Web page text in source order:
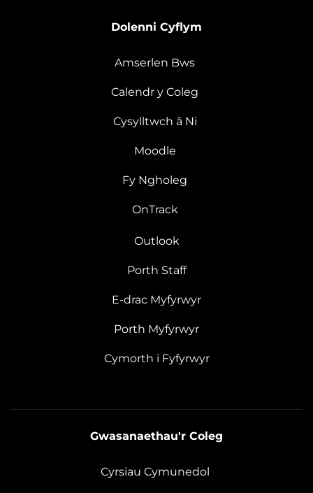
Dolenni Cyflym
Amserlen Bws
Calendr y Coleg
Cysylltwch â Ni
Moodle
Fy Ngholeg
OnTrack
Outlook
Porth Staff
E-drac Myfyrwyr
Porth Myfyrwyr
Cymorth i Fyfyrwyr
Gwasanaethau'r Coleg
Cyrsiau Cymunedol